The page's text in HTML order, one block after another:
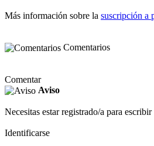
Más información sobre la suscripción a
Comentarios
Comentar
Aviso
Necesitas estar registrado/a para
Identificarse